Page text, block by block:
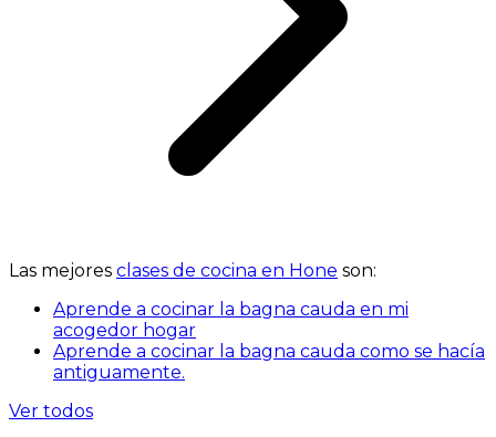
Las mejores clases de cocina en Hone son:
Aprende a cocinar la bagna cauda en mi
acogedor hogar
Aprende a cocinar la bagna cauda como se hacía
antiguamente.
Ver todos